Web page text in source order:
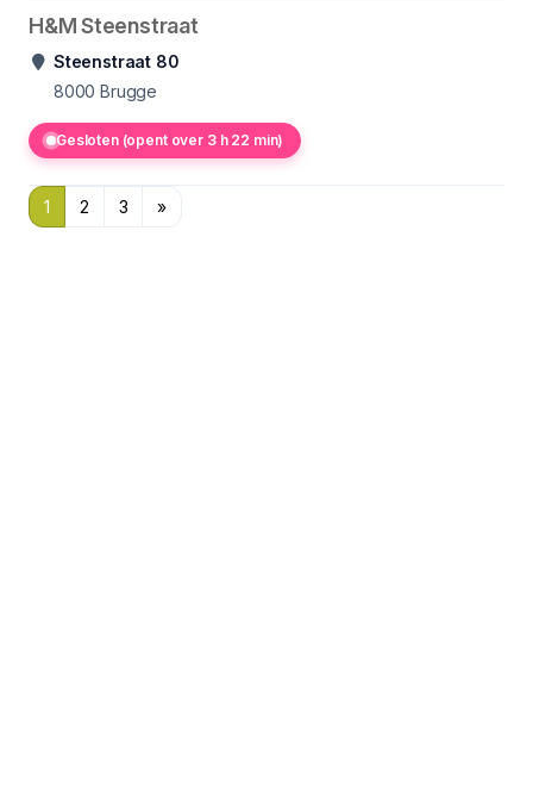
H&M Steenstraat
Steenstraat 80
8000 Brugge
Gesloten (opent over 3 h 22 min)
1 2 3 »